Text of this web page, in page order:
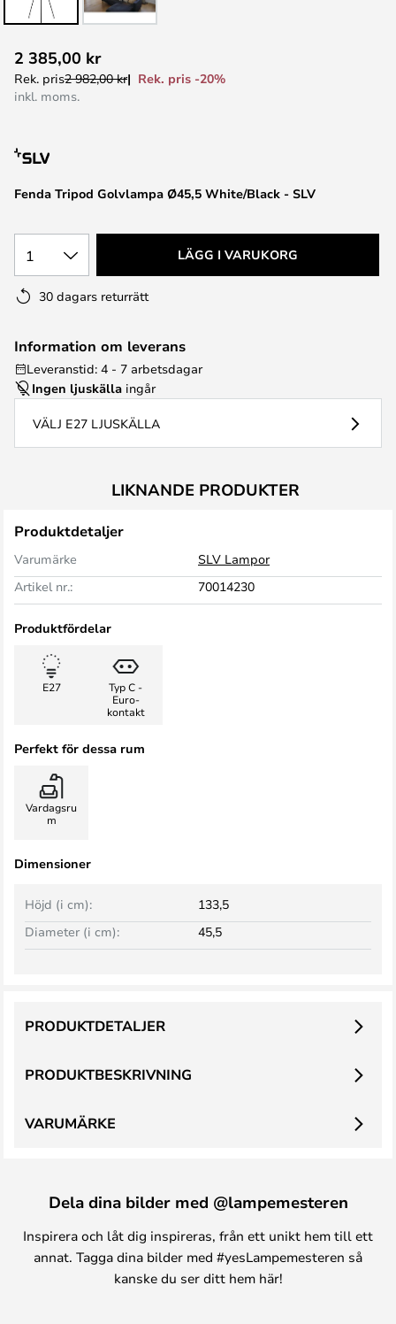
till
början
Fenda Tripod Golvlampa Ø45,5 White/Black - SLV
2 385,00 kr
Rek. pris2 982,00 kr
Rek. pris -20%
inkl. moms.
1 LÄGG I VARUKORG
30 dagars returrätt
Information om leverans
Leveranstid: 4 - 7 arbetsdagar
Ingen ljuskälla ingår
VÄLJ E27 LJUSKÄLLA
LIKNANDE PRODUKTER
Produktdetaljer
Varumärke
SLV Lampor
Artikel nr.:
70014230
Produktfördelar
E27
Typ C -
Euro-
kontakt
Perfekt för dessa rum
Vardagsru
m
Dimensioner
Höjd (i cm):
133,5
Diameter (i cm):
45,5
PRODUKTBESKRIVNING
PRODUKTDETALJER
VARUMÄRKE
Dela dina bilder med @lampemesteren
Inspirera och låt dig inspireras, från ett unikt hem till ett
annat. Tagga dina bilder med #yesLampemesteren så
kanske du ser ditt hem här!